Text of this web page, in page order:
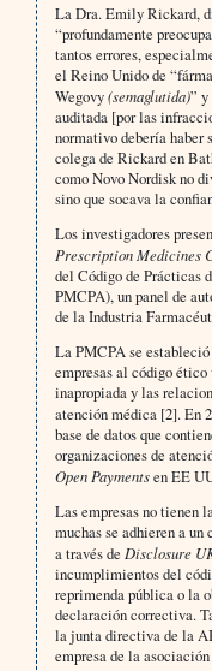
La Dra. Emily Rickard,
“profundamente
tantos errores,
el Reino Unido de
Wegovy(semaglutida)” y
auditada [por las
normativo debería haber
colega de Rickard en
como Novo Nordisk no
sino que socava la
Los investigadores
Prescription Medicines
del Código de Prácticas
PMCPA), un panel de
de la Industria
La PMCPA se
empresas al código
inapropiada y las
atención médica [2]. En
base de datos que
organizaciones de
Open Paymentsen EE
Las empresas no tienen
muchas se adhieren a
a través de Disclosure
incumplimientos del
reprimenda pública o la
declaración correctiva.
la junta directiva de la
empresa de la